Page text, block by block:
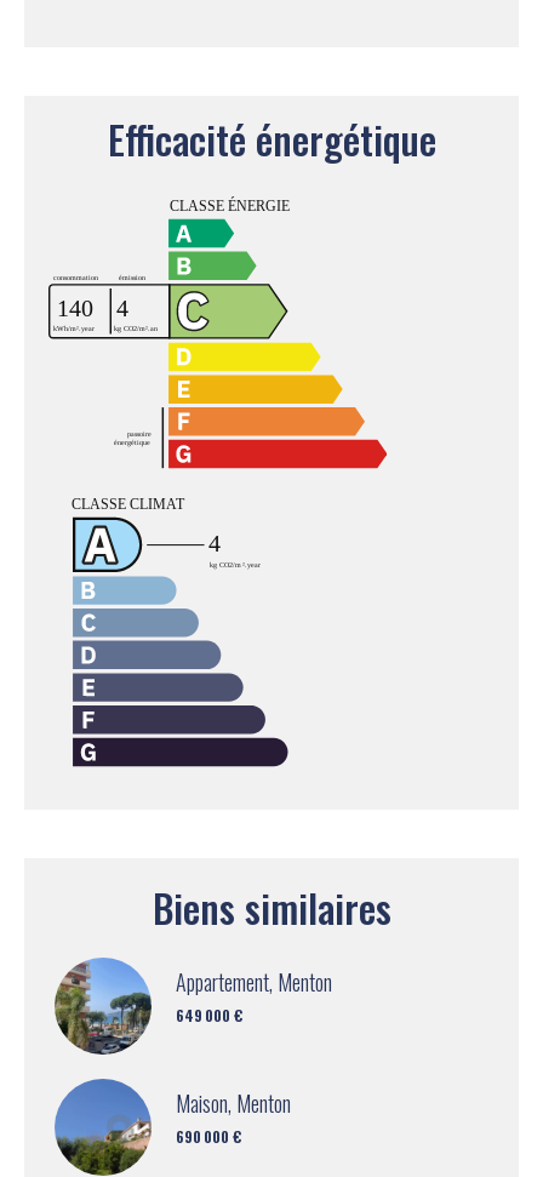
Efficacité énergétique
Biens similaires
Appartement, Menton
649 000 €
Maison, Menton
690 000 €